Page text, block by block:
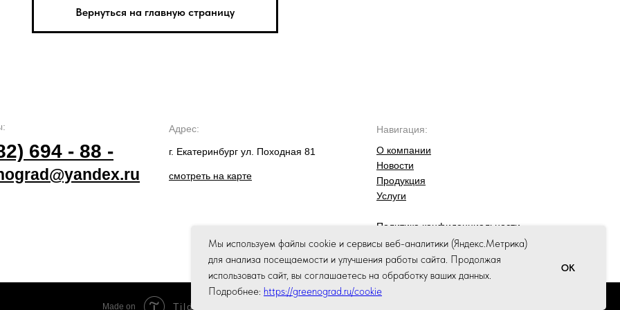
Вернуться на главную страницу
Мы используем файлы cookie и сервисы веб-аналитики (Яндекс.Метрика)
для анализа посещаемости и улучшения работы сайта. Продолжая
использовать сайт, вы соглашаетесь на обработку ваших данных.
Подробнее: https://greenograd.ru/cookie
OK
г. Екатеринбург ул. Походная 81
694 - 88 -
Навигация:
О компании
Политика конфиденциальности
Публичная оферта
Соглашение об использовании куки
Услуги
Новости
Продукция
смотреть на карте
Адрес:
Made on Tilda